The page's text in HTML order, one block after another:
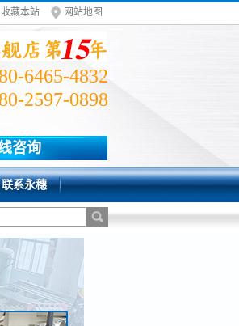
收藏本站 网站地图
6465-4832
2597-0898
咨询
联系永穗